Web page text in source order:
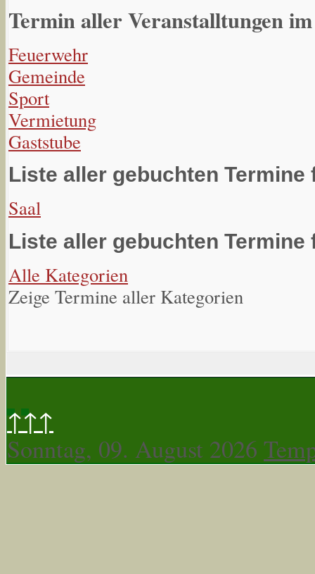
Termin aller Veranstalltungen
Feuerwehr
Gemeinde
Sport
Vermietung
Gaststube
Liste aller gebuchten
Saal
Liste aller gebuchten Termine
Alle Kategorien
Zeige Termine aller Kategorien
↑↑↑
Sonntag, 09. August 2026